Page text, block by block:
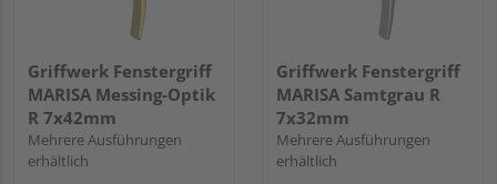
Griffwerk Fenstergriff
MARISA Messing-Optik
R 7x42mm
Mehrere Ausführungen
erhältlich
Griffwerk Fenstergriff
MARISA Samtgrau R
7x32mm
Mehrere Ausführungen
erhältlich